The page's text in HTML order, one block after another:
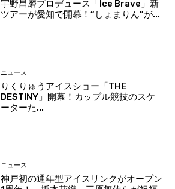
宇野昌磨プロデュース「Ice Brave」新
ツアーが愛知で開幕！“しょまりん”が...
ニュース
りくりゅうアイスショー「THE
DESTINY」開幕！カップル競技のスケ
ーターた...
ニュース
神戸初の通年型アイスリンクがオープン